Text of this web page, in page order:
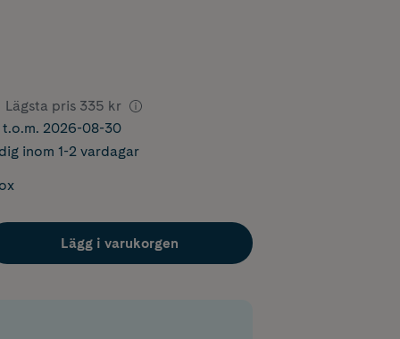
Lägsta pris 335 kr
2026-08-30
inom 1-2 vardagar
Lägg i varukorgen